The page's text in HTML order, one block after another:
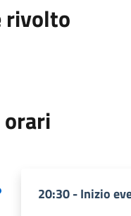
rivolto
orari
20:30 - Inizio